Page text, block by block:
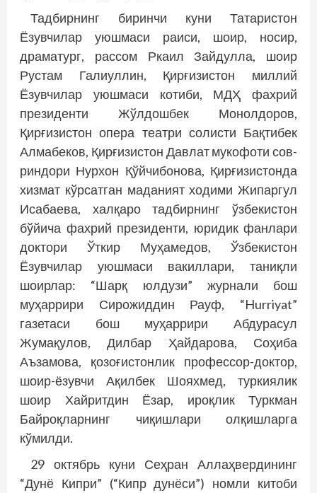
Тадбирнинг биринчи куни Татаристон
Ёзувчилар уюшмаси раиси, шоир, носир,
драматург, рассом Ркаил Зайдулла, шоир
Рустам Галиуллин, Қирғизистон миллий
Ёзувчилар уюшмаси котиби, МДҲ фахрий
президенти Жўлдошбек Монолдоров,
Қирғизистон опера театри солисти Бақтибек
Алмабеков, Қирғизистон Давлат мукофоти сов­
риндори Нурхон Қўйчибонова, Қирғизистонда
хизмат кўрсатган маданият ходими Жипаргул
Исабаева, халқаро тадбирнинг ўзбекистон
бўйича фахрий президенти, юридик фанлари
доктори Ўткир Муҳамедов, Ўзбекистон
Ёзувчилар уюшмаси вакиллари, таниқли
шоирлар: “Шарқ юлдузи” журнали бош
муҳаррири Сирожиддин Рауф, “Hurriyat”
газетаси бош муҳаррири Абдурасул
Жумақулов, Дилбар Ҳайдарова, Соҳиба
Аъзамова, қозоғистонлик профессор-доктор,
шоир-ёзувчи Ақилбек Шояхмед, тур­киялик
шоир Хайритдин Ёзар, ироқлик Турк­ман
Байроқларнинг чиқишлари олқишларга
кўмилди.
29 октябрь куни Сеҳран Аллаҳвердининг
“Дунё Кипри” (“Кипр дунёси”) номли китоби